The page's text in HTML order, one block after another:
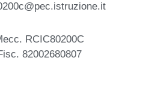
RCIC80200C
82002680807